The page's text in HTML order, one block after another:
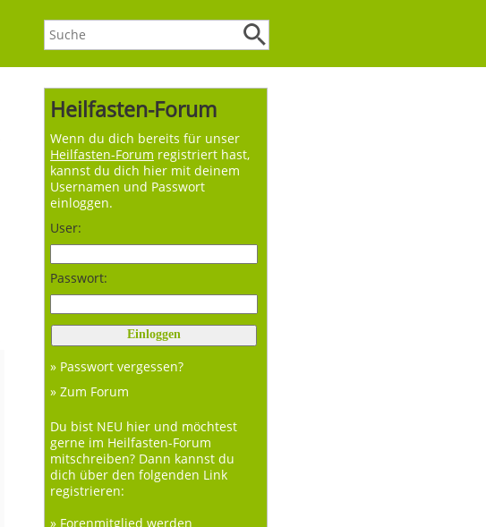
Heilfasten-Forum
Wenn du dich bereits für unser
Heilfasten-Forum registriert hast,
kannst du dich hier mit deinem
Usernamen und Passwort
einloggen.
User:
Passwort:
» Passwort vergessen?
» Zum Forum
Du bist NEU hier und möchtest
gerne im Heilfasten-Forum
mitschreiben? Dann kannst du
dich über den folgenden Link
registrieren:
» Forenmitglied werden